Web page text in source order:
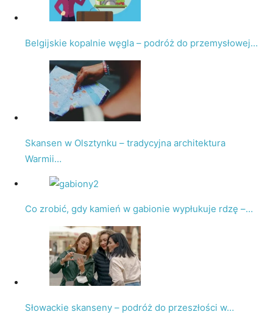
Belgijskie kopalnie węgla – podróż do przemysłowej…
Skansen w Olsztynku – tradycyjna architektura
Warmii…
Co zrobić, gdy kamień w gabionie wypłukuje rdzę –…
Słowackie skanseny – podróż do przeszłości w…